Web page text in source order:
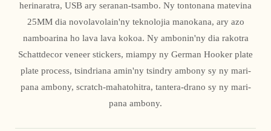
herinaratra, USB ary seranan-tsambo. Ny tontonana matevina
25MM dia novolavolain'ny teknolojia manokana, ary azo
namboarina ho lava lava kokoa. Ny ambonin'ny dia rakotra
Schattdecor veneer stickers, miampy ny German Hooker plate
plate process, tsindriana amin'ny tsindry ambony sy ny mari-
pana ambony, scratch-mahatohitra, tantera-drano sy ny mari-
pana ambony.